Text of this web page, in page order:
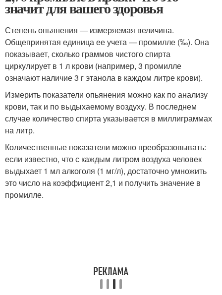
значит для вашего здоровья
Степень опьянения — измеряемая величина.
Общепринятая единица ее учета — промилле (‰). Она
показывает, сколько граммов чистого спирта
циркулирует в 1 л крови (например, 3 промилле
означают наличие 3 г этанола в каждом литре крови).
Измерить показатели опьянения можно как по анализу
крови, так и по выдыхаемому воздуху. В последнем
случае количество спирта указывается в миллиграммах
на литр.
Количественные показатели можно преобразовывать:
если известно, что с каждым литром воздуха человек
выдыхает 1 мл алкоголя (1 мг/л), достаточно умножить
это число на коэффициент 2,1 и получить значение в
промилле.